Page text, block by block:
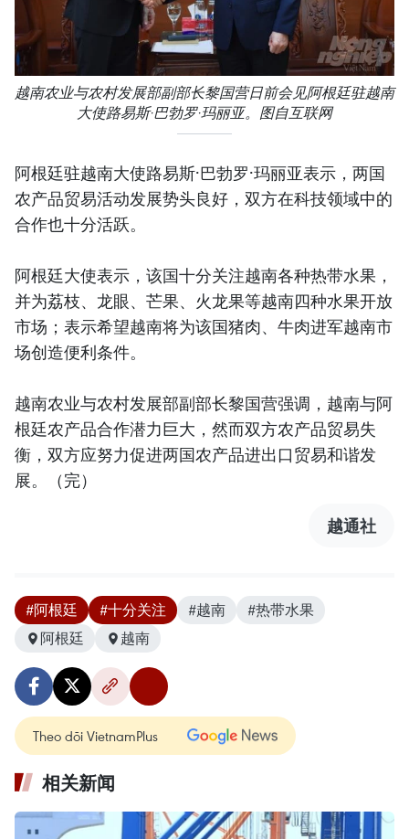
越南农业与农村发展部副部长黎国营日前会见阿根廷驻越南
大使路易斯·巴勃罗·玛丽亚。图自互联网
阿根廷驻越南大使路易斯·巴勃罗·玛丽亚表示，两国
农产品贸易活动发展势头良好，双方在科技领域中的
合作也十分活跃。
阿根廷大使表示，该国十分关注越南各种热带水果，
并为荔枝、龙眼、芒果、火龙果等越南四种水果开放
市场；表示希望越南将为该国猪肉、牛肉进军越南市
场创造便利条件。
越南农业与农村发展部副部长黎国营强调，越南与阿
根廷农产品合作潜力巨大，然而双方农产品贸易失
衡，双方应努力促进两国农产品进出口贸易和谐发
展。（完）
越通社
#阿根廷 #十分关注 #越南
#热带水果
阿根廷
越南
Theo dõi VietnamPlus
相关新闻